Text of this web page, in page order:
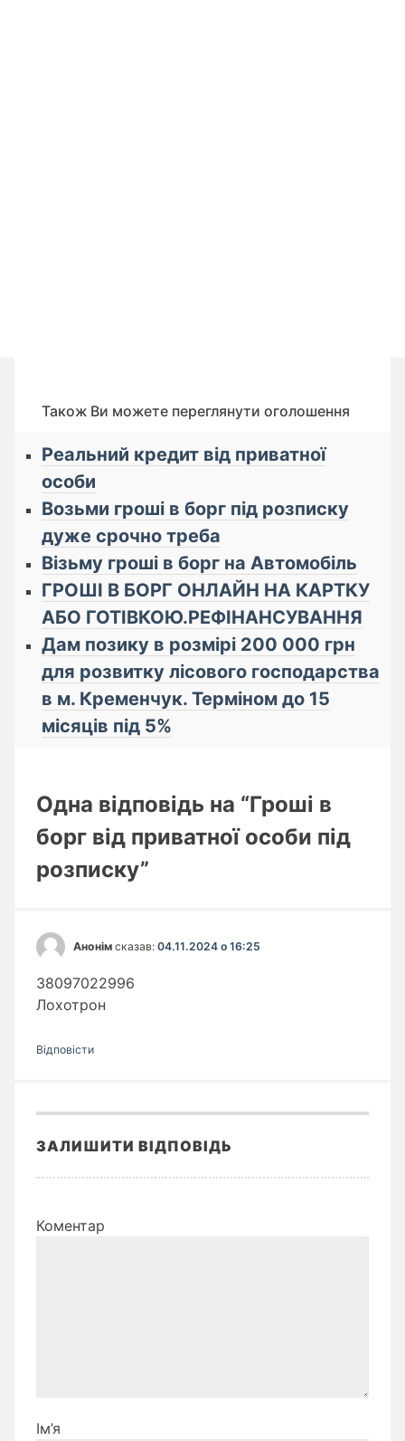
Також Ви можете переглянути оголошення
Реальний кредит від приватної
особи
Возьми гроші в борг під розписку
дуже срочно треба
Візьму гроші в борг на Автомобіль
ГРОШІ В БОРГ ОНЛАЙН НА КАРТКУ
АБО ГОТІВКОЮ.РЕФІНАНСУВАННЯ
Дам позику в розмірі 200 000 грн
для розвитку лісового господарства
в м. Кременчук. Терміном до 15
місяців під 5%
Одна відповідь на “Гроші в
борг від приватної особи під
розписку”
Анонім сказав: 04.11.2024 о 16:25
38097022996
Лохотрон
Відповіcти
ЗАЛИШИТИ ВІДПОВІДЬ
Коментар
Ім’я